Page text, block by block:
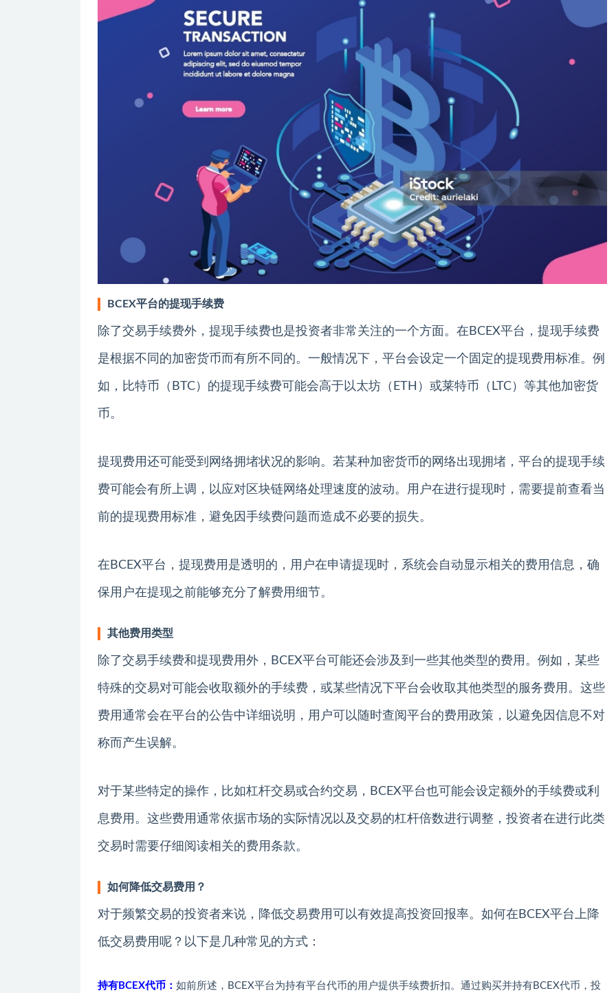
BCEX平台的提现手续费
除了交易手续费外，提现手续费也是投资者非常关注的一个方面。在BCEX平台，提现手续费
是根据不同的加密货币而有所不同的。一般情况下，平台会设定一个固定的提现费用标准。例
如，比特币（BTC）的提现手续费可能会高于以太坊（ETH）或莱特币（LTC）等其他加密货
币。
提现费用还可能受到网络拥堵状况的影响。若某种加密货币的网络出现拥堵，平台的提现手续
费可能会有所上调，以应对区块链网络处理速度的波动。用户在进行提现时，需要提前查看当
前的提现费用标准，避免因手续费问题而造成不必要的损失。
在BCEX平台，提现费用是透明的，用户在申请提现时，系统会自动显示相关的费用信息，确
保用户在提现之前能够充分了解费用细节。
其他费用类型
除了交易手续费和提现费用外，BCEX平台可能还会涉及到一些其他类型的费用。例如，某些
特殊的交易对可能会收取额外的手续费，或某些情况下平台会收取其他类型的服务费用。这些
费用通常会在平台的公告中详细说明，用户可以随时查阅平台的费用政策，以避免因信息不对
称而产生误解。
对于某些特定的操作，比如杠杆交易或合约交易，BCEX平台也可能会设定额外的手续费或利
息费用。这些费用通常依据市场的实际情况以及交易的杠杆倍数进行调整，投资者在进行此类
交易时需要仔细阅读相关的费用条款。
如何降低交易费用？
对于频繁交易的投资者来说，降低交易费用可以有效提高投资回报率。如何在BCEX平台上降
低交易费用呢？以下是几种常见的方式：
持有BCEX代币： 如前所述，BCEX平台为持有平台代币的用户提供手续费折扣。通过购买并持有BCEX代币，投